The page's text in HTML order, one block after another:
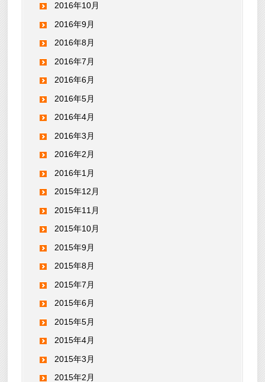
2016年10月
2016年9月
2016年8月
2016年7月
2016年6月
2016年5月
2016年4月
2016年3月
2016年2月
2016年1月
2015年12月
2015年11月
2015年10月
2015年9月
2015年8月
2015年7月
2015年6月
2015年5月
2015年4月
2015年3月
2015年2月